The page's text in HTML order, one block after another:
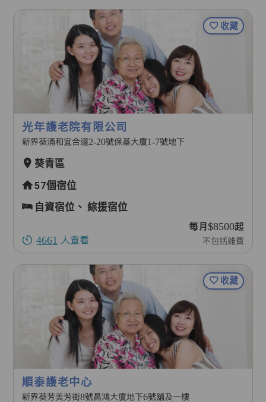
收藏
光年護老院有限公司
新界葵涌和宜合道2-20號保基大廈1-7號地下
葵青區
57個宿位
自資宿位、綜援宿位
4661 人查看
每月$8500起
不包括雜費
收藏
順泰護老中心
新界葵芳美芳街8號昌鴻大廈地下6號舖及一樓